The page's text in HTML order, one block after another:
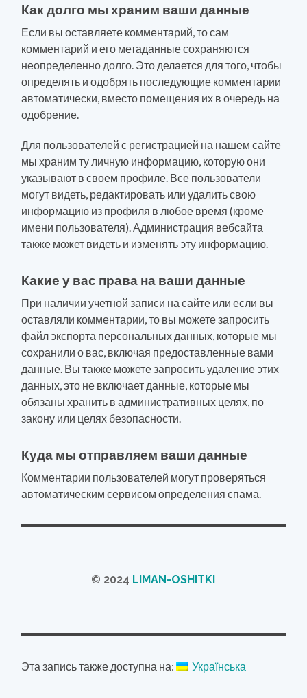
Как долго мы храним ваши данные
Если вы оставляете комментарий, то сам
комментарий и его метаданные сохраняются
неопределенно долго. Это делается для того, чтобы
определять и одобрять последующие комментарии
автоматически, вместо помещения их в очередь на
одобрение.
Для пользователей с регистрацией на нашем сайте
мы храним ту личную информацию, которую они
указывают в своем профиле. Все пользователи
могут видеть, редактировать или удалить свою
информацию из профиля в любое время (кроме
имени пользователя). Администрация вебсайта
также может видеть и изменять эту информацию.
Какие у вас права на ваши данные
При наличии учетной записи на сайте или если вы
оставляли комментарии, то вы можете запросить
файл экспорта персональных данных, которые мы
сохранили о вас, включая предоставленные вами
данные. Вы также можете запросить удаление этих
данных, это не включает данные, которые мы
обязаны хранить в административных целях, по
закону или целях безопасности.
Куда мы отправляем ваши данные
Комментарии пользователей могут проверяться
автоматическим сервисом определения спама.
© 2024 LIMAN-OSHITKI
Эта запись также доступна на: Українська